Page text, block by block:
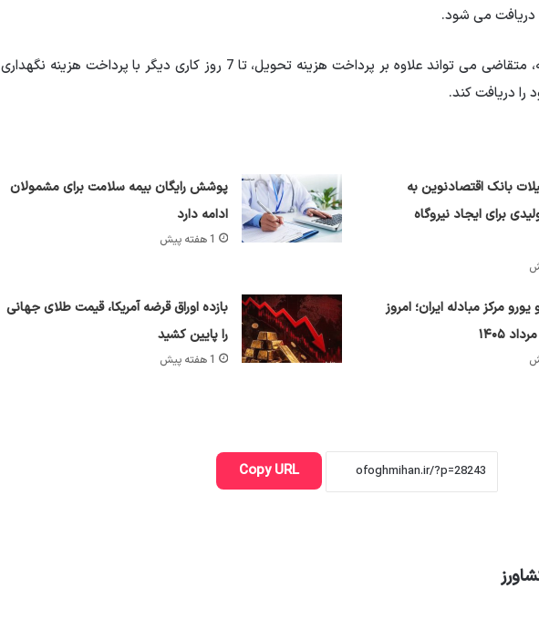
در صورت تاخیر در دریافت سکه، متقاضی می تواند علاوه بر پرداخت هزینه تحویل، تا 7 روز کاری دیگر با پرداخت هزینه نگهداری
بانک اقتصادنوین به
برای ایجاد نیروگاه
پوشش رایگان بیمه سلامت برای مشمولان
ادامه دارد
1 هفته پیش
مرکز مبادله ایران؛ امروز
بازده اوراق قرضه آمریکا، قیمت طلای جهانی
را پایین کشید
1 هفته پیش
Copy URL